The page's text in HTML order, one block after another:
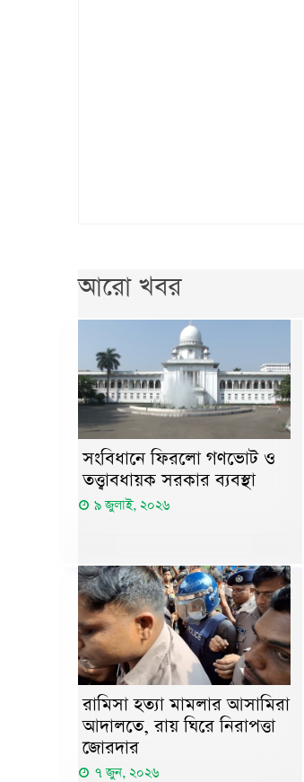
আরো খবর
সংবিধানে ফিরলো গণভোট ও
তত্ত্বাবধায়ক সরকার ব্যবস্থা
৯ জুলাই, ২০২৬
রামিসা হত্যা মামলার আসামিরা
আদালতে, রায় ঘিরে নিরাপত্তা
জোরদার
৭ জুন, ২০২৬